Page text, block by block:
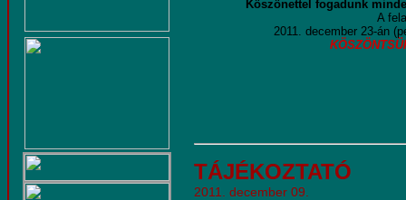
Köszönettel fogadunk
A
2011. december 23-án
TÁJÉKOZTATÓ
2011. december 09.